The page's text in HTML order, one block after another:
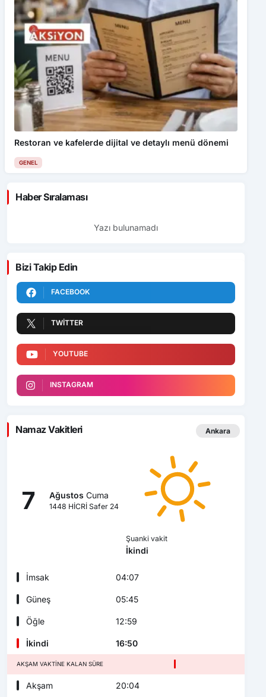
Restoran ve kafelerde dijital ve detaylı menü dönemi
GENEL
Haber Sıralaması
Yazı bulunamadı
Bizi Takip Edin
FACEBOOK
TWITTER
YOUTUBE
INSTAGRAM
Namaz Vakitleri Ankara
7 Ağustos Cuma
1448 HİCRİ Safer 24
Şuanki vakit
İkindi
İmsak 04:07
Güneş 05:45
Öğle 12:59
İkindi 16:50
AKŞAM VAKTINE KALAN SÜRE
Akşam 20:04